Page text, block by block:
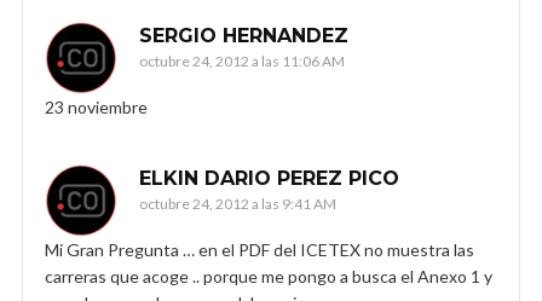
SERGIO HERNANDEZ
octubre 24, 2012 a las 11:06 AM
23 noviembre
ELKIN DARIO PEREZ PICO
octubre 24, 2012 a las 9:41 AM
Mi Gran Pregunta … en el PDF del ICETEX no muestra las
carreras que acoge .. porque me pongo a busca el Anexo 1 y